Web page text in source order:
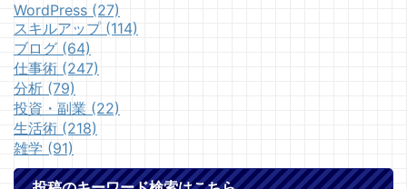
WordPress (27)
スキルアップ (114)
ブログ (64)
仕事術 (247)
分析 (79)
投資・副業 (22)
生活術 (218)
雑学 (91)